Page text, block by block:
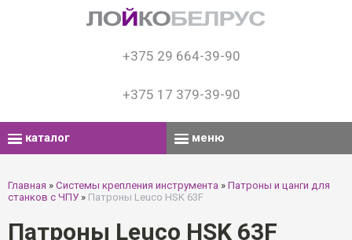
+375 29 664-39-90
+375 17 379-39-90
каталог меню
Главная » Системы крепления инструмента » Патроны и цанги для
станков с ЧПУ » Патроны Leuco HSK 63F
Патроны Leuco HSK 63F